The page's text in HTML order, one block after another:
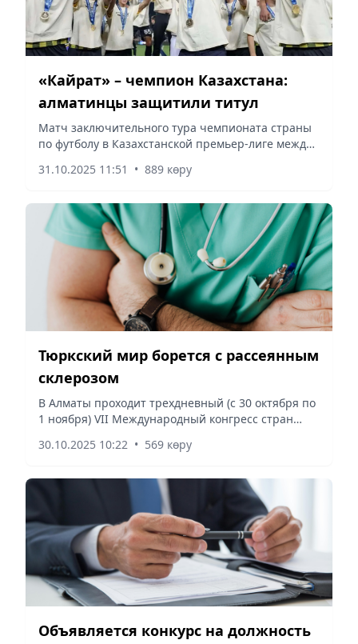
«Кайрат» – чемпион Казахстана:
алматинцы защитили титул
Матч заключительного тура чемпионата страны
по футболу в Казахстанской премьер-лиге между
заполнившим трибуны Центрального стадиона,
31.10.2025 11:51 • 889 көру
Тюркский мир борется с рассеянным
склерозом
В Алматы проходит трехдневный (с 30 октября по
1 ноября) VII Международный конгресс стран
сообщает Vecher.kz.
30.10.2025 10:22 • 569 көру
Объявляется конкурс на должность